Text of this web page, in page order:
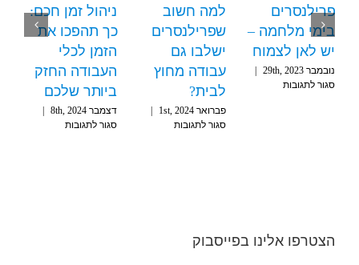
ניהול זמן חכם:
כך תהפכו את
הזמן לכלי
העבודה החזק
ביותר שלכם
דצמבר 8th, 2024
|
סגור לתגובותעל
למה חשוב
שפרילנסרים
ישלבו גם
עבודה מחוץ
לבית?
פברואר 1st, 2024
|
סגור לתגובותעל
פרילנסרים
בימי מלחמה –
יש לאן לצמוח
נובמבר 29th, 2023
|
סגור לתגובותעל
הצטרפו אלינו בפייסבוק